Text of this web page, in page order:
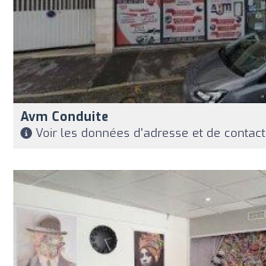
Avm Conduite
Voir les données d'adresse et de contact